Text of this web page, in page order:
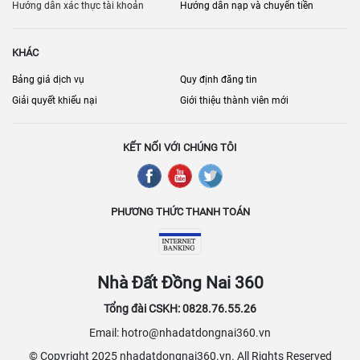
dẫn, tuy nhiên cần cân nhắc kỹ lưỡng các yếu tố như giá cả, vị trí,
Hướng dẫn xác thực tài khoản
Hướng dẫn nạp và chuyển tiền
KHÁC
Bảng giá dịch vụ
Quy định đăng tin
Giải quyết khiếu nại
Giới thiệu thành viên mới
KẾT NỐI VỚI CHÚNG TÔI
PHƯƠNG THỨC THANH TOÁN
Nhà Đất Đồng Nai 360
Tổng đài CSKH: 0828.76.55.26
Email: hotro@nhadatdongnai360.vn
© Copyright 2025 nhadatdongnai360.vn. All Rights Reserved